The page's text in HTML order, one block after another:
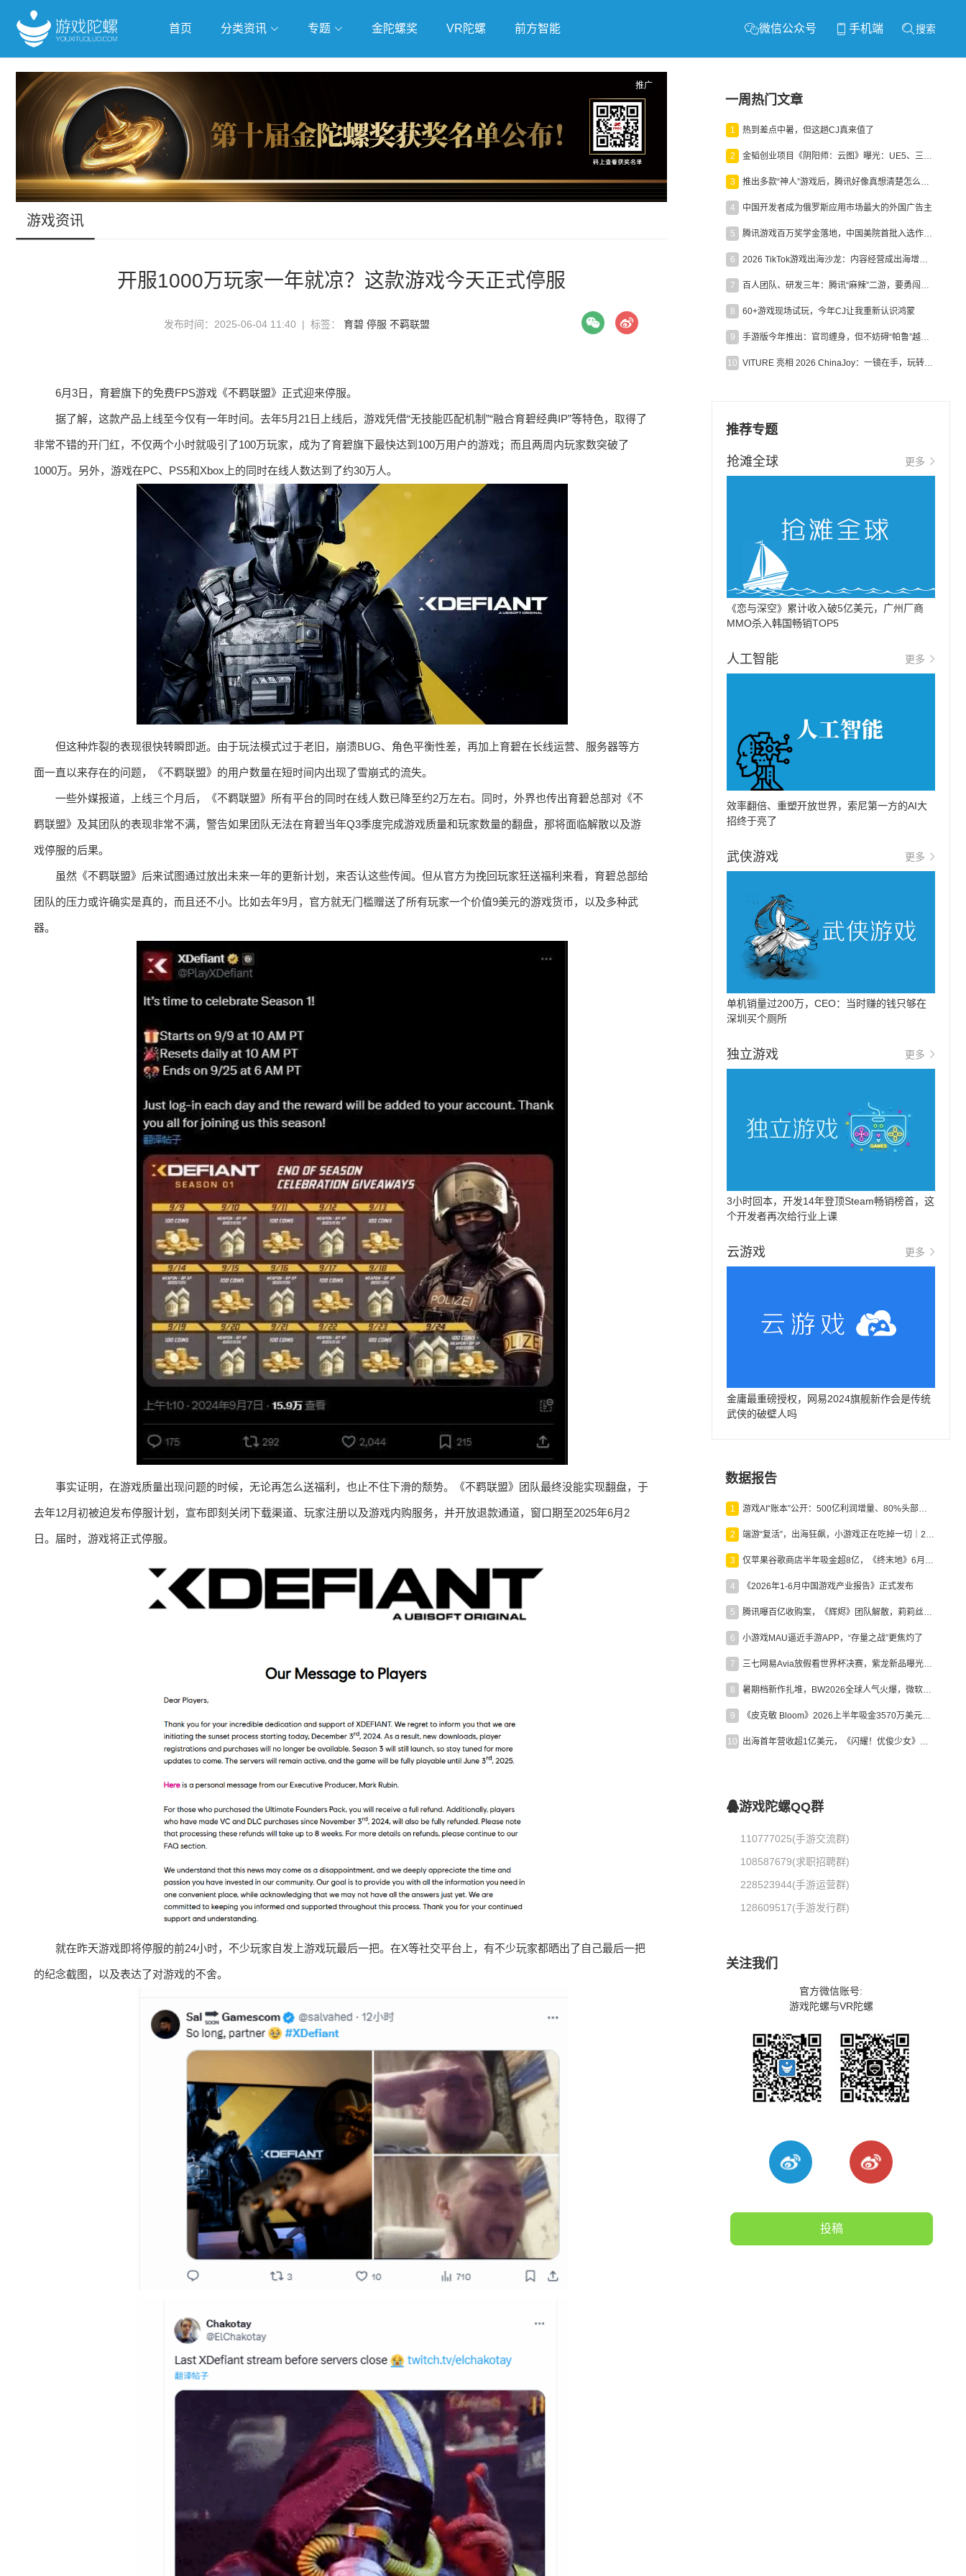
首页 分类资讯 专题
抢滩全球 人工智能 武侠游戏 独立游戏 云游戏
跨界Talk
金陀螺奖 VR陀螺 前方智能 微信公众号 手机端 搜索
推广
游戏资讯
开服1000万玩家一年就凉？这款游戏今天正式停服
发布时间：2025-06-04 11:40 | 标签： 育碧 停服 不羁联盟
6月3日，育碧旗下的免费FPS游戏《不羁联盟》正式迎来停服。
据了解，这款产品上线至今仅有一年时间。去年5月21日上线后，游戏凭借“无技能匹配机制”“融合育碧经典IP”等特色，取得了
非常不错的开门红，不仅两个小时就吸引了100万玩家，成为了育碧旗下最快达到100万用户的游戏；而且两周内玩家数突破了
1000万。另外，游戏在PC、PS5和Xbox上的同时在线人数达到了约30万人。
但这种炸裂的表现很快转瞬即逝。由于玩法模式过于老旧，崩溃BUG、角色平衡性差，再加上育碧在长线运营、服务器等方
面一直以来存在的问题，《不羁联盟》的用户数量在短时间内出现了雪崩式的流失。
一些外媒报道，上线三个月后，《不羁联盟》所有平台的同时在线人数已降至约2万左右。同时，外界也传出育碧总部对《不
羁联盟》及其团队的表现非常不满，警告如果团队无法在育碧当年Q3季度完成游戏质量和玩家数量的翻盘，那将面临解散以及游
戏停服的后果。
虽然《不羁联盟》后来试图通过放出未来一年的更新计划，来否认这些传闻。但从官方为挽回玩家狂送福利来看，育碧总部给
团队的压力或许确实是真的，而且还不小。比如去年9月，官方就无门槛赠送了所有玩家一个价值9美元的游戏货币，以及多种武
器。
事实证明，在游戏质量出现问题的时候，无论再怎么送福利，也止不住下滑的颓势。《不羁联盟》团队最终没能实现翻盘，于
去年12月初被迫发布停服计划，宣布即刻关闭下载渠道、玩家注册以及游戏内购服务，并开放退款通道，窗口期至2025年6月2
日。届时，游戏将正式停服。
就在昨天游戏即将停服的前24小时，不少玩家自发上游戏玩最后一把。在X等社交平台上，有不少玩家都晒出了自己最后一把
的纪念截图，以及表达了对游戏的不舍。
一周热门文章
1 热到差点中暑，但这趟CJ真来值了
2 金韬创业项目《阴阳师：云图》曝光：UE5、三端互通、ARPG
3 推出多款“神人”游戏后，腾讯好像真想清楚怎么做二次元了
4 中国开发者成为俄罗斯应用市场最大的外国广告主
5 腾讯游戏百万奖学金落地，中国美院首批入选作品获业内关注
6 2026 TikTok游戏出海沙龙：内容经营成出海增长新引擎
7 百人团队、研发三年：腾讯“麻辣”二游，要勇闯男性恋爱市场
8 60+游戏现场试玩，今年CJ让我重新认识鸿蒙
9 手游版今年推出：官司缠身，但不妨碍“帕鲁”越来越火
10 VITURE 亮相 2026 ChinaJoy：一镜在手，玩转全场！
推荐专题
抢滩全球 更多
《恋与深空》累计收入破5亿美元，广州厂商
MMO杀入韩国畅销TOP5
人工智能 更多
效率翻倍、重塑开放世界，索尼第一方的AI大
招终于亮了
武侠游戏 更多
单机销量过200万，CEO：当时赚的钱只够在
深圳买个厕所
独立游戏 更多
3小时回本，开发14年登顶Steam畅销榜首，这
个开发者再次给行业上课
云游戏 更多
金庸最重磅授权，网易2024旗舰新作会是传统
武侠的破壁人吗
数据报告
1 游戏AI“账本”公开：500亿利润增量、80%头部入局，谁在闷声发财？
2 端游“复活”，出海狂飙，小游戏正在吃掉一切｜2026上半年产业报告
3 仅苹果谷歌商店半年吸金超8亿，《终末地》6月份收入显著回暖
4 《2026年1-6月中国游戏产业报告》正式发布
5 腾讯曝百亿收购案，《辉烬》团队解散，莉莉丝新作曝光｜陀螺周报
6 小游戏MAU逼近手游APP，“存量之战”更焦灼了
7 三七网易Avia放假看世界杯决赛，紫龙新品曝光，米哈游新作上线 | 陀螺周报
8 暑期档新作扎堆，BW2026全球人气火爆，微软XBOX大裁员|陀螺周报
9 《皮克敏 Bloom》2026上半年吸金3570万美元，中国台湾成最大市场
10 出海首年营收超1亿美元，《闪耀！优俊少女》美国市场占比达七成
游戏陀螺QQ群
110777025(手游交流群)
108587679(求职招聘群)
228523944(手游运营群)
128609517(手游发行群)
关注我们
官方微信账号:
游戏陀螺与VR陀螺
投稿